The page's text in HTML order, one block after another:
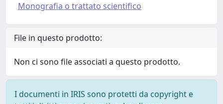
Monografia o trattato scientifico
File in questo prodotto:
Non ci sono file associati a questo prodotto.
I documenti in IRIS sono protetti da copyright e